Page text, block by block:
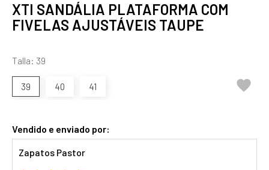
XTI SANDÁLIA PLATAFORMA COM
FIVELAS AJUSTÁVEIS TAUPE
Talla: 39
39 40 41 
Vendido e enviado por:
Zapatos Pastor